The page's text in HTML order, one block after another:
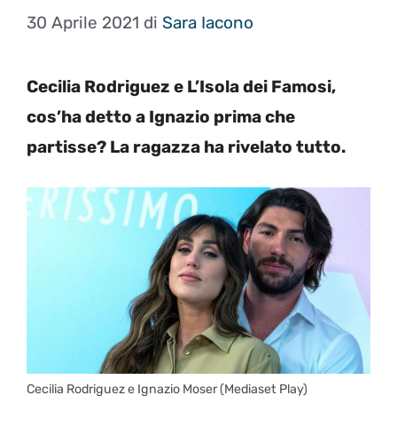
30 Aprile 2021 di Sara Iacono
Cecilia Rodriguez e L’Isola dei Famosi,
cos’ha detto a Ignazio prima che
partisse? La ragazza ha rivelato tutto.
Cecilia Rodriguez e Ignazio Moser (Mediaset Play)